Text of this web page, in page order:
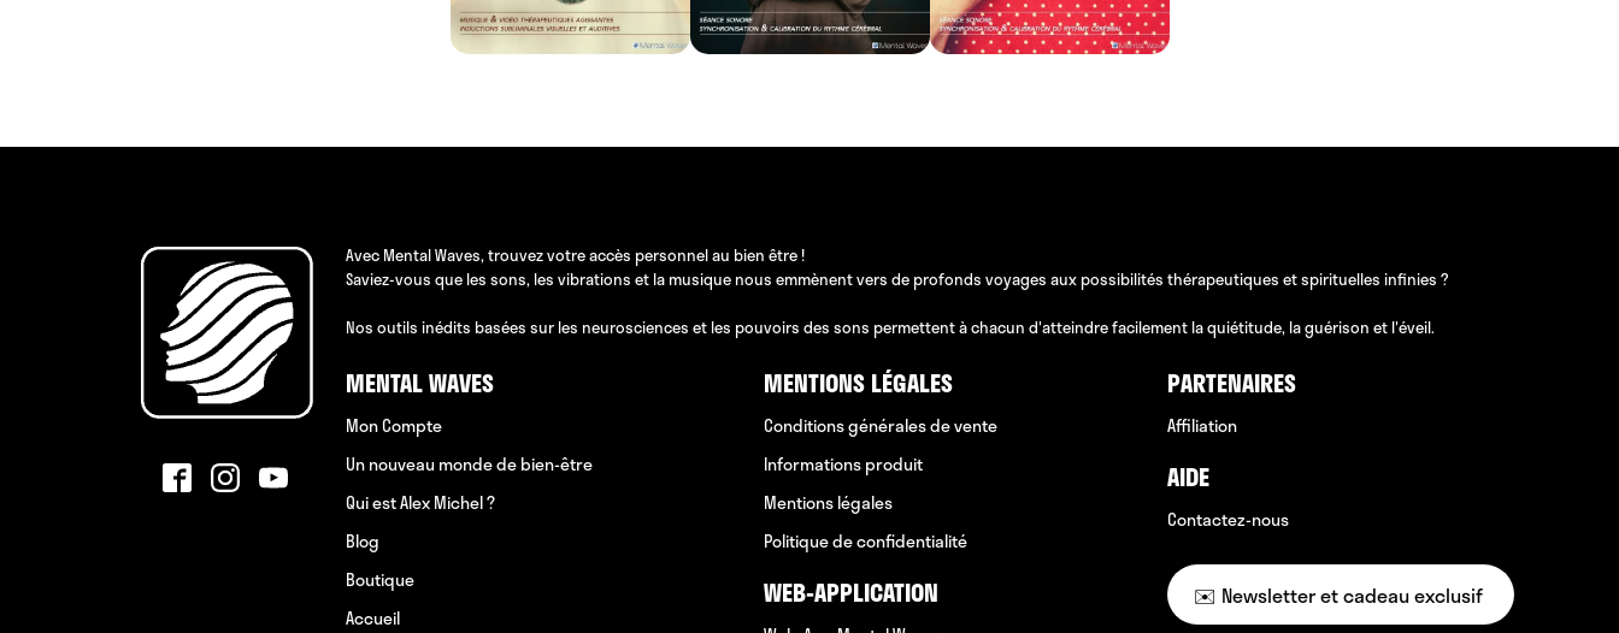
Avec Mental Waves, trouvez votre accès personnel au bien être !
Saviez-vous que les sons, les vibrations et la musique nous emmènent vers de profonds voyages aux possibilités thérapeutiques et spirituelles infinies ?
Nos outils inédits basées sur les neurosciences et les pouvoirs des sons permettent à chacun d'atteindre facilement la quiétitude, la guérison et l'éveil.
MENTAL WAVES
Mon Compte
Un nouveau monde de bien-être
Qui est Alex Michel ?
Blog
Boutique
Accueil
MENTIONS LÉGALES
Conditions générales de vente
Informations produit
Mentions légales
Politique de confidentialité
WEB-APPLICATION
PARTENAIRES
Affiliation
AIDE
Contactez-nous
✉️ Newsletter et cadeau exclusif